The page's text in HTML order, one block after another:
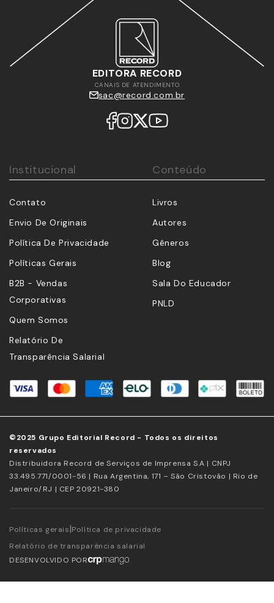
EDITORA RECORD
CANAIS DE ATENDIMENTO
sac@record.com.br
Institucional Conteúdo
Contato
Envio De Originais
Política De Privacidade
Políticas Gerais
B2B - Vendas
Corporativas
Quem Somos
Relatório De
Transparência Salarial
Livros
Autores
Gêneros
Blog
Sala Do Educador
PNLD
©2025 Grupo Editorial Record - Todos os direitos
reservados
Distribuidora Record de Serviços de Imprensa S.A | CNPJ
33.495.771/0001-56 | Rua Argentina, 171 – São Cristovão | Rio de
Janeiro/RJ | CEP 20921-380
Políticas gerais|Política de privacidade
Relatório de transparência salarial
DESENVOLVIDO POR